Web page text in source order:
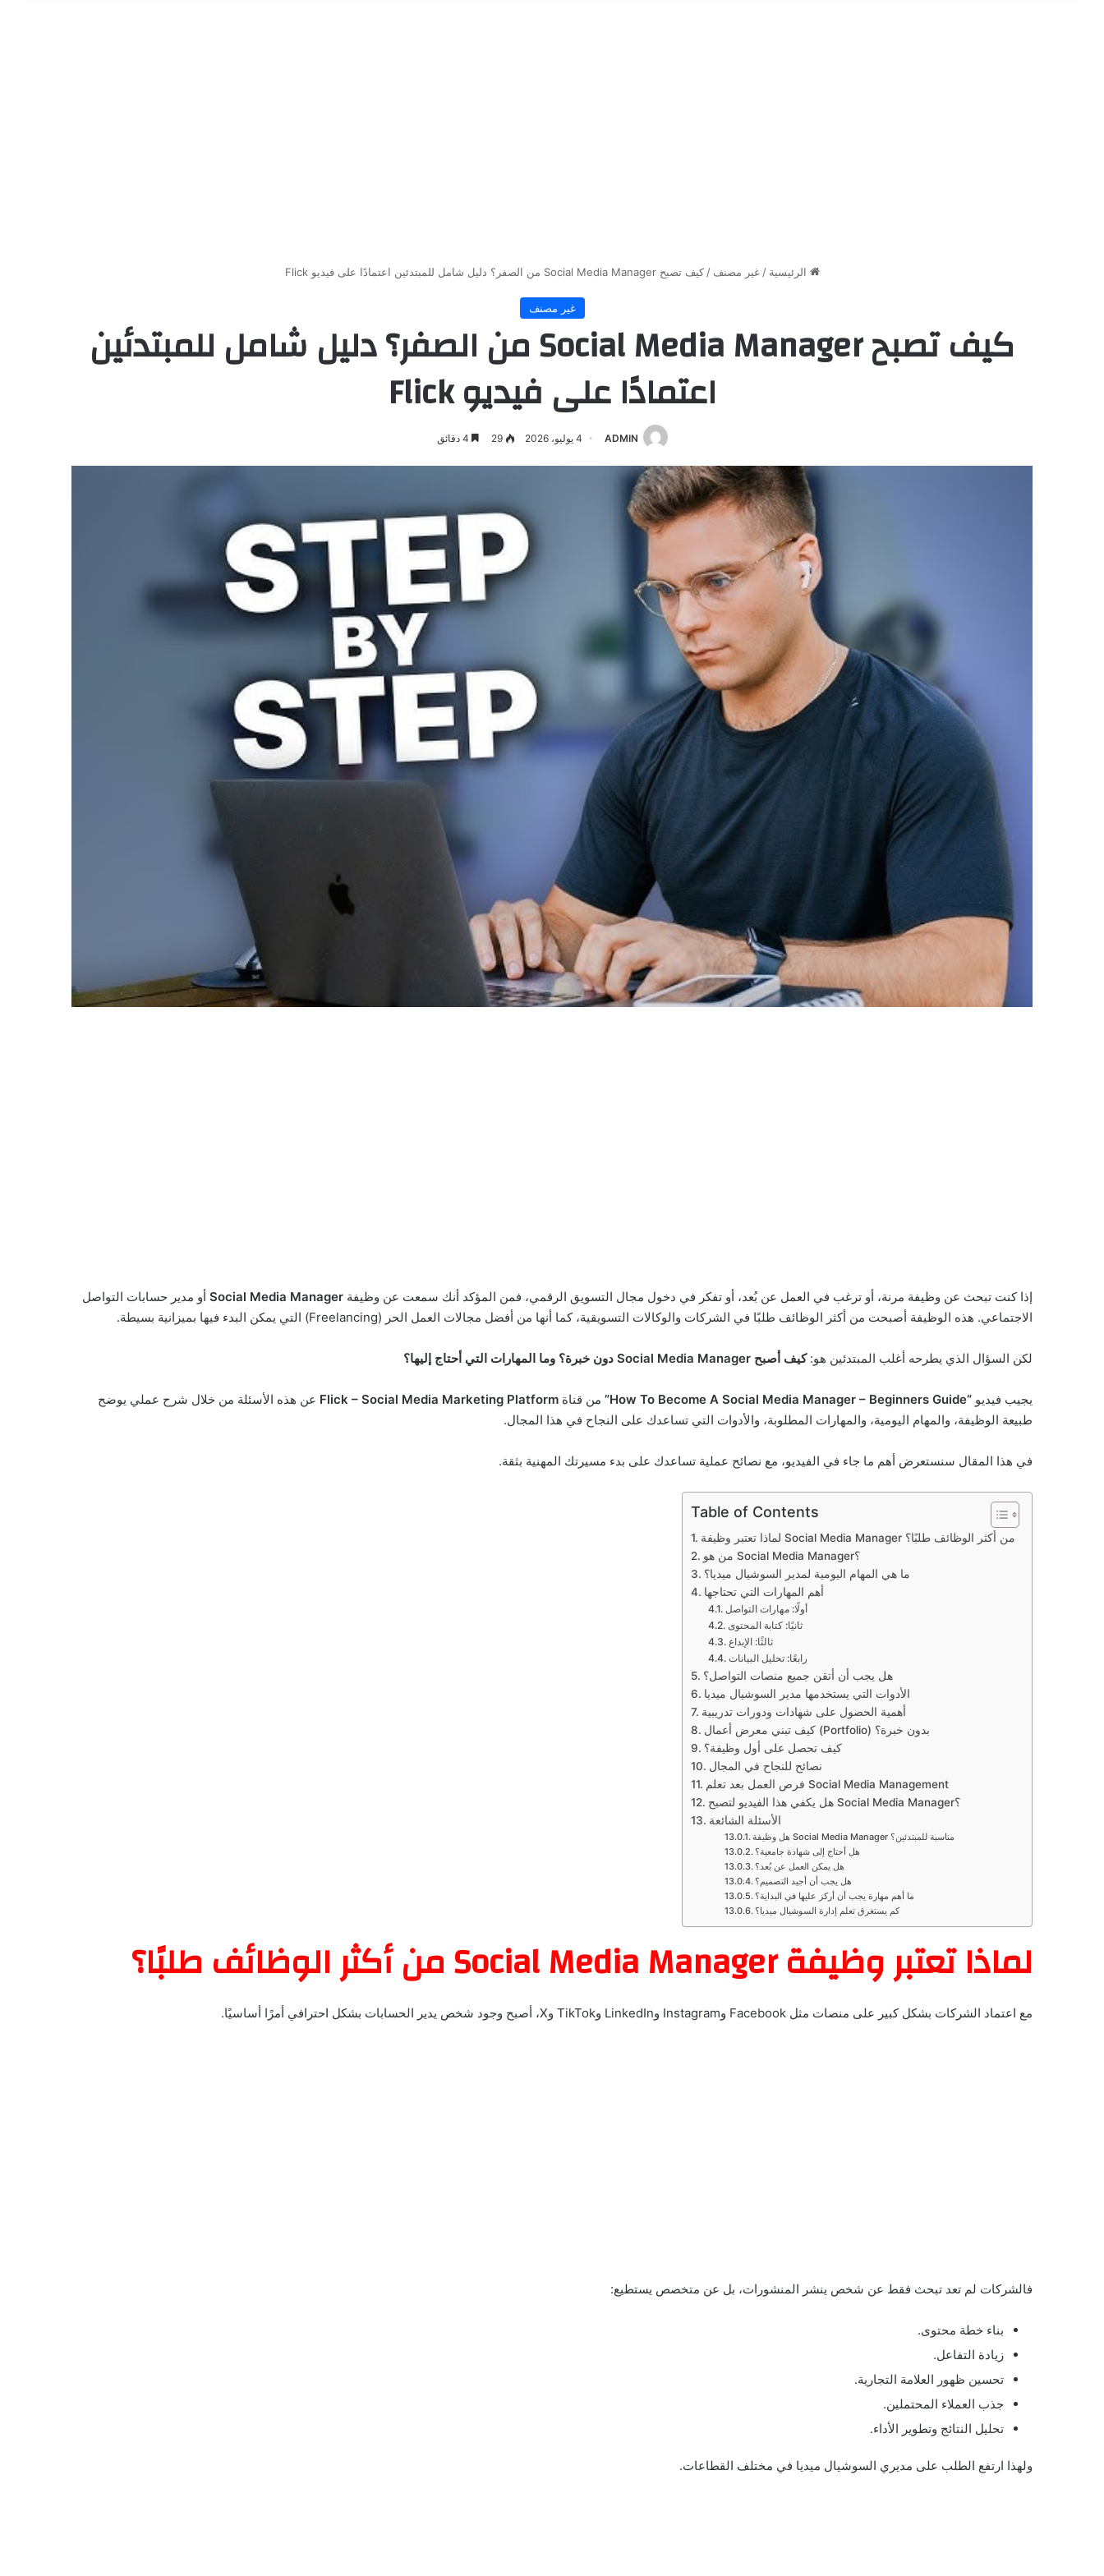
الرئيسية / غير مصنف / كيف تصبح Social Media Manager من الصفر؟ دليل شامل للمبتدئين اعتمادًا على فيديو Flick
غير مصنف
كيف تصبح Social Media Manager من الصفر؟ دليل شامل للمبتدئين
اعتمادًا على فيديو Flick
ADMIN 4 يوليو، 2026 29
إذا كنت تبحث عن وظيفة مرنة، أو ترغب في العمل عن بُعد، أو تفكر في دخول مجال التسويق الرقمي، فمن المؤكد أنك سمعت عن وظيفة Social Media Manager أو مدير حسابات التواصل
الاجتماعي. هذه الوظيفة أصبحت من أكثر الوظائف طلبًا في الشركات والوكالات التسويقية، كما أنها من أفضل مجالات العمل الحر (Freelancing) التي يمكن البدء فيها بميزانية بسيطة.
لكن السؤال الذي يطرحه أغلب المبتدئين هو:كيف أصبح Social Media Manager دون خبرة؟ وما المهارات التي أحتاج إليها؟
يجيب فيديو “How To Become A Social Media Manager – Beginners Guide” من قناة Flick – Social Media Marketing Platform عن هذه الأسئلة من خلال شرح عملي يوضح
طبيعة الوظيفة، والمهام اليومية، والمهارات المطلوبة، والأدوات التي تساعدك على النجاح في هذا المجال.
في هذا المقال سنستعرض أهم ما جاء في الفيديو، مع نصائح عملية تساعدك على بدء مسيرتك المهنية بثقة.
Table of Contents
لماذا تعتبر وظيفة Social Media Manager من أكثر الوظائف طلبًا؟
من هو Social Media Manager؟
ما هي المهام اليومية لمدير السوشيال ميديا؟
أهم المهارات التي تحتاجها
أولًا: مهارات التواصل
ثانيًا: كتابة المحتوى
ثالثًا: الإبداع
رابعًا: تحليل البيانات
هل يجب أن أتقن جميع منصات التواصل؟
الأدوات التي يستخدمها مدير السوشيال ميديا
أهمية الحصول على شهادات ودورات تدريبية
كيف تبني معرض أعمال (Portfolio) بدون خبرة؟
كيف تحصل على أول وظيفة؟
نصائح للنجاح في المجال
فرص العمل بعد تعلم Social Media Management
هل يكفي هذا الفيديو لتصبح Social Media Manager؟
هل وظيفة Social Media Manager مناسبة للمبتدئين؟
هل أحتاج إلى شهادة جامعية؟
هل يمكن العمل عن بُعد؟
هل يجب أن أجيد التصميم؟
ما أهم مهارة يجب أن أركز عليها في البداية؟
كم يستغرق تعلم إدارة السوشيال ميديا؟
لماذا تعتبر وظيفة Social Media Manager من أكثر الوظائف طلبًا؟
مع اعتماد الشركات بشكل كبير على منصات مثل Facebook وInstagram وLinkedIn وTikTok وX، أصبح وجود شخص يدير الحسابات بشكل احترافي أمرًا أساسيًا.
فالشركات لم تعد تبحث فقط عن شخص ينشر المنشورات، بل عن متخصص يستطيع:
بناء خطة محتوى.
زيادة التفاعل.
تحسين ظهور العلامة التجارية.
جذب العملاء المحتملين.
تحليل النتائج وتطوير الأداء.
ولهذا ارتفع الطلب على مديري السوشيال ميديا في مختلف القطاعات.